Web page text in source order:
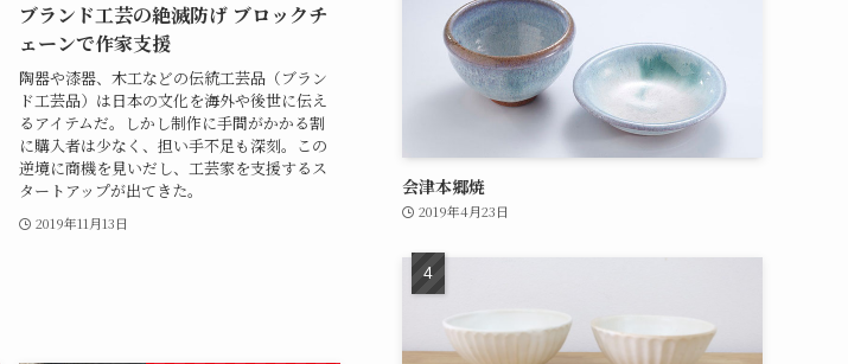
ブランド工芸の絶滅防げ ブロックチ
ェーンで作家支援
陶器や漆器、木工などの伝統工芸品（ブラン
ド工芸品）は日本の文化を海外や後世に伝え
るアイテムだ。しかし制作に手間がかかる割
に購入者は少なく、担い手不足も深刻。この
逆境に商機を見いだし、工芸家を支援するス
タートアップが出てきた。
2019年11月13日
会津本郷焼
2019年4月23日